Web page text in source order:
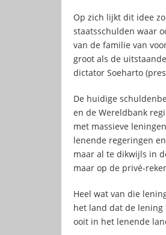
Op zich lijkt dit idee
staatsschulden waar
van de familie van
groot als de
dictator Soeharto
De huidige
en de Wereldbank
met massieve
lenende regeringen
maar al te dikwijls in
maar op de privé-
Heel wat van die
het land dat de lening
ooit in het lenende